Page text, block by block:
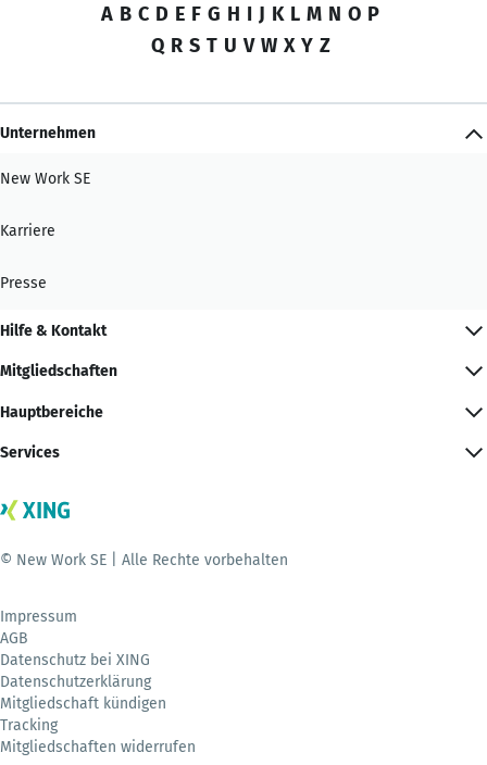
A B C D E F G H I J K L M N O P
Q R S T U V W X Y Z
Unternehmen
New Work SE
Karriere
Presse
Hilfe & Kontakt
Mitgliedschaften
Hauptbereiche
Services
© New Work SE | Alle Rechte vorbehalten
Impressum
AGB
Datenschutz bei XING
Datenschutzerklärung
Mitgliedschaft kündigen
Tracking
Mitgliedschaften widerrufen